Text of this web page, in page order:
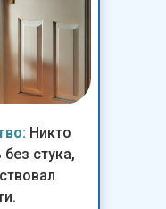
Никто
стука,